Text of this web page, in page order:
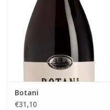
en hints van onderbos en
balsamico.
TOEVOEGEN AAN WINKELWAGEN
Botani
€31,10